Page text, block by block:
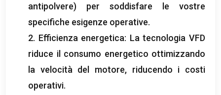
antipolvere) per soddisfare le vostre
specifiche esigenze operative.
2. Efficienza energetica: La tecnologia VFD
riduce il consumo energetico ottimizzando
la velocità del motore, riducendo i costi
operativi.